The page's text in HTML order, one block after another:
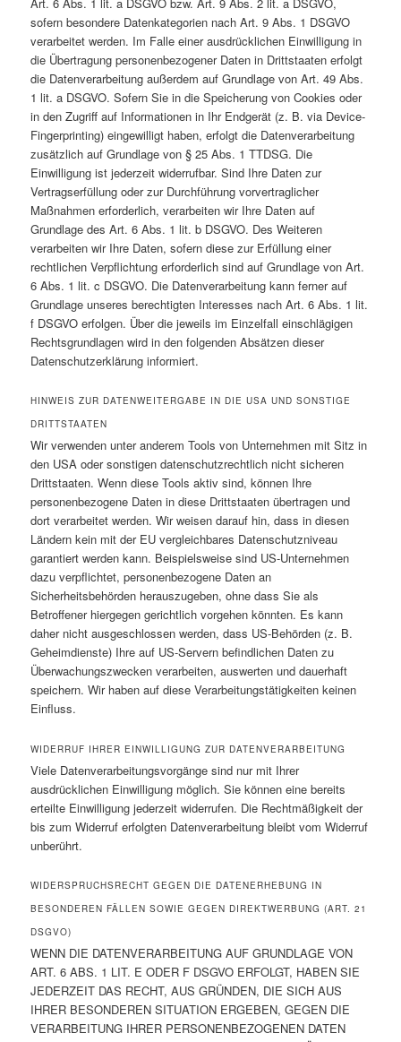
Art. 6 Abs. 1 lit. a DSGVO bzw. Art. 9 Abs. 2 lit. a DSGVO,
sofern besondere Datenkategorien nach Art. 9 Abs. 1 DSGVO
verarbeitet werden. Im Falle einer ausdrücklichen Einwilligung in
die Übertragung personenbezogener Daten in Drittstaaten erfolgt
die Datenverarbeitung außerdem auf Grundlage von Art. 49 Abs.
1 lit. a DSGVO. Sofern Sie in die Speicherung von Cookies oder
in den Zugriff auf Informationen in Ihr Endgerät (z. B. via Device-
Fingerprinting) eingewilligt haben, erfolgt die Datenverarbeitung
zusätzlich auf Grundlage von § 25 Abs. 1 TTDSG. Die
Einwilligung ist jederzeit widerrufbar. Sind Ihre Daten zur
Vertragserfüllung oder zur Durchführung vorvertraglicher
Maßnahmen erforderlich, verarbeiten wir Ihre Daten auf
Grundlage des Art. 6 Abs. 1 lit. b DSGVO. Des Weiteren
verarbeiten wir Ihre Daten, sofern diese zur Erfüllung einer
rechtlichen Verpflichtung erforderlich sind auf Grundlage von Art.
6 Abs. 1 lit. c DSGVO. Die Datenverarbeitung kann ferner auf
Grundlage unseres berechtigten Interesses nach Art. 6 Abs. 1 lit.
f DSGVO erfolgen. Über die jeweils im Einzelfall einschlägigen
Rechtsgrundlagen wird in den folgenden Absätzen dieser
Datenschutzerklärung informiert.
HINWEIS ZUR DATENWEITERGABE IN DIE USA UND SONSTIGE
DRITTSTAATEN
Wir verwenden unter anderem Tools von Unternehmen mit Sitz in
den USA oder sonstigen datenschutzrechtlich nicht sicheren
Drittstaaten. Wenn diese Tools aktiv sind, können Ihre
personenbezogene Daten in diese Drittstaaten übertragen und
dort verarbeitet werden. Wir weisen darauf hin, dass in diesen
Ländern kein mit der EU vergleichbares Datenschutzniveau
garantiert werden kann. Beispielsweise sind US-Unternehmen
dazu verpflichtet, personenbezogene Daten an
Sicherheitsbehörden herauszugeben, ohne dass Sie als
Betroffener hiergegen gerichtlich vorgehen könnten. Es kann
daher nicht ausgeschlossen werden, dass US-Behörden (z. B.
Geheimdienste) Ihre auf US-Servern befindlichen Daten zu
Überwachungszwecken verarbeiten, auswerten und dauerhaft
speichern. Wir haben auf diese Verarbeitungstätigkeiten keinen
Einfluss.
WIDERRUF IHRER EINWILLIGUNG ZUR DATENVERARBEITUNG
Viele Datenverarbeitungsvorgänge sind nur mit Ihrer
ausdrücklichen Einwilligung möglich. Sie können eine bereits
erteilte Einwilligung jederzeit widerrufen. Die Rechtmäßigkeit der
bis zum Widerruf erfolgten Datenverarbeitung bleibt vom Widerruf
unberührt.
WIDERSPRUCHSRECHT GEGEN DIE DATENERHEBUNG IN
BESONDEREN FÄLLEN SOWIE GEGEN DIREKTWERBUNG (ART. 21
DSGVO)
WENN DIE DATENVERARBEITUNG AUF GRUNDLAGE VON
ART. 6 ABS. 1 LIT. E ODER F DSGVO ERFOLGT, HABEN SIE
JEDERZEIT DAS RECHT, AUS GRÜNDEN, DIE SICH AUS
IHRER BESONDEREN SITUATION ERGEBEN, GEGEN DIE
VERARBEITUNG IHRER PERSONENBEZOGENEN DATEN